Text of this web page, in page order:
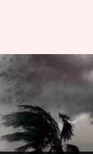
రాష్ట్రాలకు
జారీ
10:55 am